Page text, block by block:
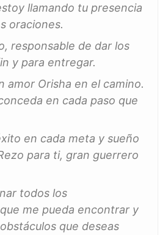
llamando tu presencia
oraciones.
responsable de dar los
y para entregar.
amor Orisha en el camino.
en cada paso que
en cada meta y sueño
para ti, gran guerrero
todos los
me pueda encontrar y
que deseas